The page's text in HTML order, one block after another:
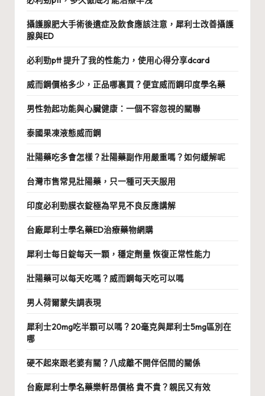
攝護腺肥大手術後遺症及飲食應該注意，犀利士改善攝護
腺與ED
必利勁ptt 提升了我的性能力，使用心得分享dcard
威而鋼價格多少，正品哪裏買？便宜威而鋼印度學名藥
男性勃起功能與心臟健康：一個不容忽視的關聯
泰國果凍液態威而鋼
壯陽藥吃多會怎樣？壯陽藥副作用嚴重嗎？如何緩解呢
台灣市售常見壯陽藥，只一種可天天服用
印度必利勁膜衣錠極為罕見不良反應講解
台廠犀利士學名藥ED治療藥物網購
犀利士每日錠每天一顆，穩定劑量 恢復正常性能力
壯陽藥可以每天吃嗎？威而鋼每天吃可以嗎
男人荷爾蒙失調表現
犀利士20mg吃半顆可以嗎？20毫克與犀利士5mg區別在
哪
硬不起來跟老婆有關？八成離不開伴侶間的關係
台廠犀利士學名藥樂軒昂價格 貴不貴？親民又有效